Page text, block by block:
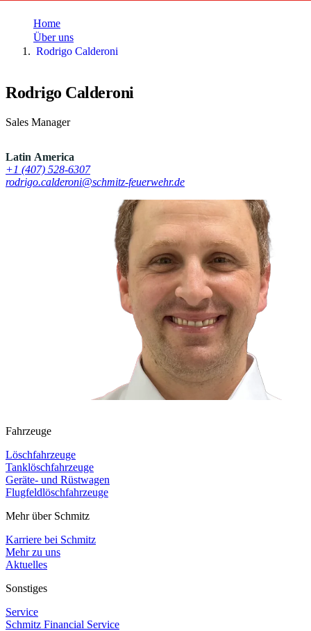
Home
Über uns
Rodrigo Calderoni
Rodrigo Calderoni
Sales Manager
Latin America
+1 (407) 528-6307
rodrigo.calderoni@schmitz-feuerwehr.de
Fahrzeuge
Löschfahrzeuge
Tanklöschfahrzeuge
Geräte- und Rüstwagen
Flugfeldlöschfahrzeuge
Mehr über Schmitz
Karriere bei Schmitz
Mehr zu uns
Aktuelles
Sonstiges
Service
Schmitz Financial Service